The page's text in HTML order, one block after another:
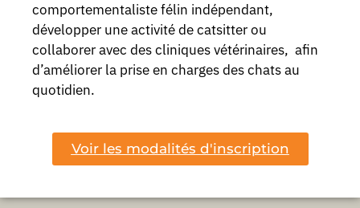
comportementaliste félin indépendant,
développer une activité de catsitter ou
collaborer avec des cliniques vétérinaires, afin
d’améliorer la prise en charges des chats au
quotidien.
Voir les modalités d'inscription